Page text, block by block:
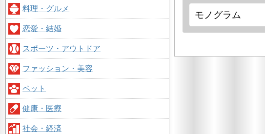
料理・グルメ
恋愛・結婚
スポーツ・アウトドア
ファッション・美容
ペット
健康・医療
社会・経済